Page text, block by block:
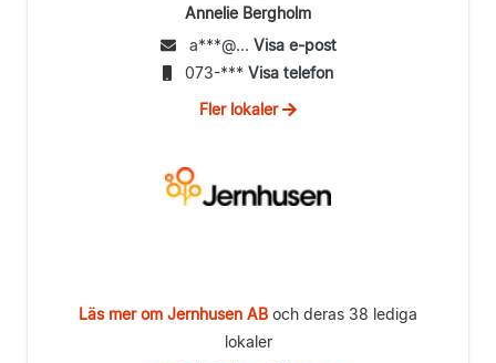
Annelie Bergholm
a***@... Visa e-post
073-*** Visa telefon
Fler lokaler
Läs mer om Jernhusen AB och deras 38 lediga
lokaler